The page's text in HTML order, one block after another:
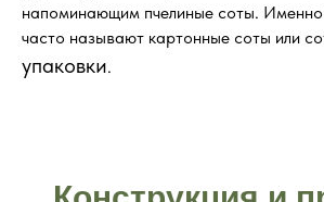
напоминающим пчелиные соты. Именно
часто называют картонные соты или
упаковки.